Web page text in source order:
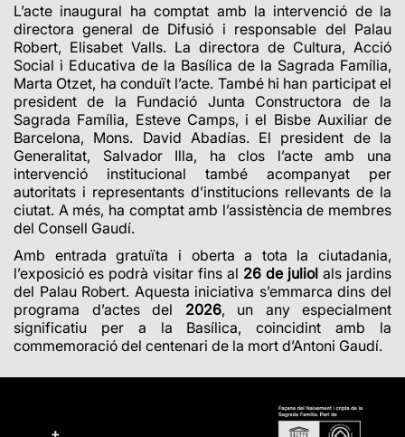
L’acte inaugural ha comptat amb la intervenció de la
directora general de Difusió i responsable del Palau
Robert, Elisabet Valls. La directora de Cultura, Acció
Social i Educativa de la Basílica de la Sagrada Família,
Marta Otzet, ha conduït l’acte. També hi han participat el
president de la Fundació Junta Constructora de la
Sagrada Família, Esteve Camps, i el Bisbe Auxiliar de
Barcelona, Mons. David Abadías. El president de la
Generalitat, Salvador Illa, ha clos l’acte amb una
intervenció institucional també acompanyat per
autoritats i representants d’institucions rellevants de la
ciutat. A més, ha comptat amb l’assistència de membres
del Consell Gaudí.
Amb entrada gratuïta i oberta a tota la ciutadania,
l’exposició es podrà visitar fins al 26 de juliol als jardins
del Palau Robert. Aquesta iniciativa s’emmarca dins del
programa d’actes del 2026, un any especialment
significatiu per a la Basílica, coincidint amb la
commemoració del centenari de la mort d’Antoni Gaudí.